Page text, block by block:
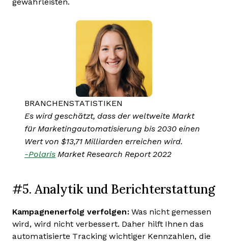
gewährleisten.
BRANCHENSTATISTIKEN
Es wird geschätzt, dass der weltweite Markt
für Marketingautomatisierung bis 2030 einen
Wert von $13,71 Milliarden erreichen wird.
-Polaris Market Research Report 2022
#5. Analytik und Berichterstattung
Kampagnenerfolg verfolgen:Was nicht gemessen
wird, wird nicht verbessert. Daher hilft Ihnen das
automatisierte Tracking wichtiger Kennzahlen, die